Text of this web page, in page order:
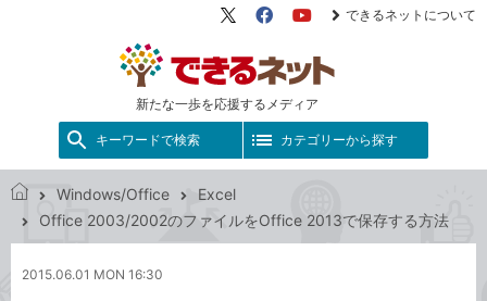
新たな一歩を応援するメディア
X（旧
FacebookYouTube
できるネットについて
キーワードで検索 カテゴリーから探す
で
ネ
Windows/Office
Excel
Office 2003/2002のファイルをOffice 2013で保存する方法
2015.06.01 MON 16:30